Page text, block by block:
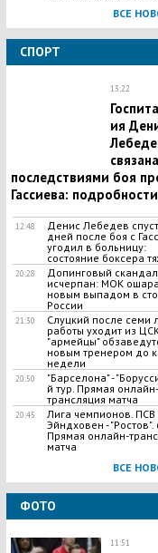
ВСЕ
СПОРТ
13:22
ия
последствиями боя
Гассиева: подробности
12:48
Денис Лебедев
дней после боя с
угодил в больницу:
состояние боксера
20:28
Допинговый
исчерпан: МОК
новым выпадом в
России
21:30
Слуцкий после семи
работы уходит из
"армейцы"
новым тренером до
недели
20:50
"Барселона" -
й тур. Прямая онлайн-
трансляция матча
20:45
Лига чемпионов. ПСВ
Эйндховен - "Ростов".
Прямая онлайн-
матча
ВСЕ
ФОТО
11:51